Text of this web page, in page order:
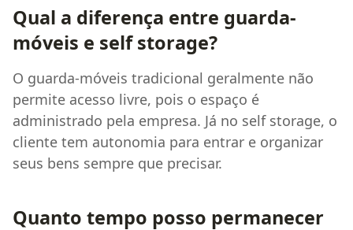
Qual a diferença entre guarda-
móveis e self storage?
O guarda-móveis tradicional geralmente não
permite acesso livre, pois o espaço é
administrado pela empresa. Já no self storage, o
cliente tem autonomia para entrar e organizar
seus bens sempre que precisar.
Quanto tempo posso permanecer